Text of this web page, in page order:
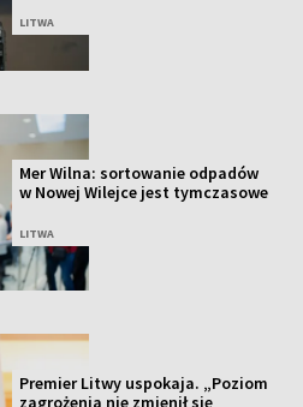
LITWA
Mer Wilna: sortowanie odpadów
w Nowej Wilejce jest tymczasowe
LITWA
Premier Litwy uspokaja. „Poziom
zagrożenia nie zmienił się